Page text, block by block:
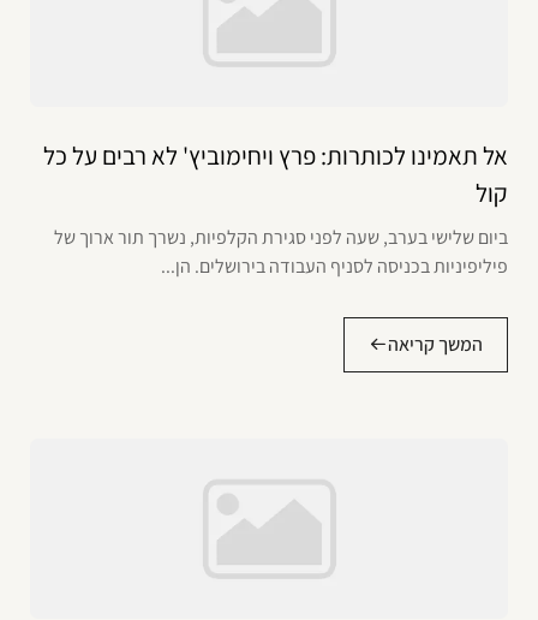
אל תאמינו לכותרות: פרץ ויחימוביץ' לא רבים על כל
קול
ביום שלישי בערב, שעה לפני סגירת הקלפיות, נשרך תור ארוך של
פיליפיניות בכניסה לסניף העבודה בירושלים. הן...
המשך קריאה